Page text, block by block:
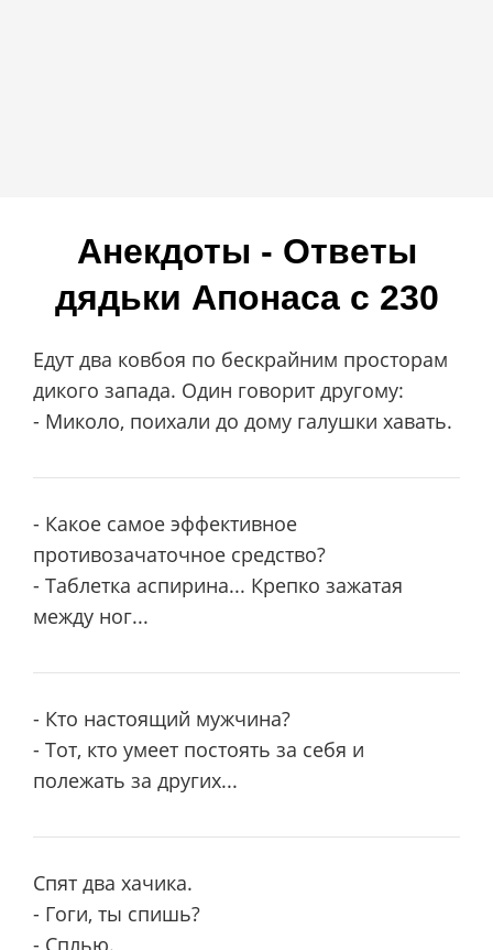
Анекдоты - Ответы
дядьки Апонаса c 230
Едут два ковбоя по бескрайним просторам
дикого запада. Один говорит другому:
- Миколо, поихали до дому галушки хавать.
- Какое самое эффективное
противозачаточное средство?
- Таблетка аспирина... Крепко зажатая
между ног...
- Кто настоящий мужчина?
- Тот, кто умеет постоять за себя и
полежать за других...
Спят два хачика.
- Гоги, ты спишь?